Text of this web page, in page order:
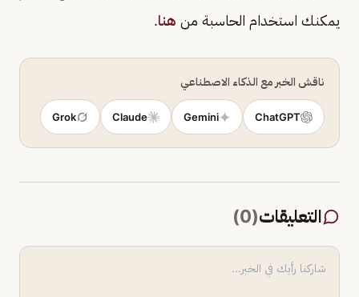
يمكنك استخدام الحاسبة من هنا.
ناقش الخبر مع الذكاء الاصطناعي
ChatGPT
Gemini
Claude
Grok
التعليقات(
0
)